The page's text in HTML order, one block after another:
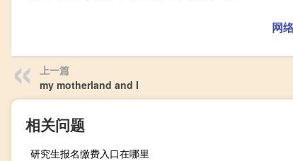
网
上一篇
my motherland and I
相关问题
研究生报名缴费入口在哪里